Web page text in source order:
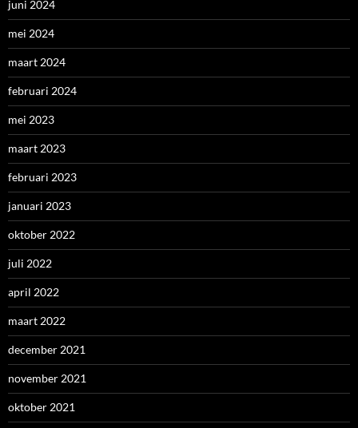
juni 2024
mei 2024
maart 2024
februari 2024
mei 2023
maart 2023
februari 2023
januari 2023
oktober 2022
juli 2022
april 2022
maart 2022
december 2021
november 2021
oktober 2021